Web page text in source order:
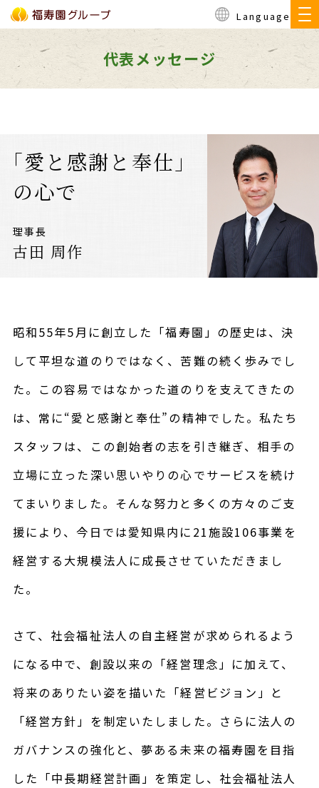
Language
代表メッセージ
｢愛と感謝と奉仕｣
の心で
理事長
古田 周作
昭和55年5月に創立した「福寿園」の歴史は、決
して平坦な道のりではなく、苦難の続く歩みでし
た。この容易ではなかった道のりを支えてきたの
は、常に“愛と感謝と奉仕”の精神でした。私たち
スタッフは、この創始者の志を引き継ぎ、相手の
立場に立った深い思いやりの心でサービスを続け
てまいりました。そんな努力と多くの方々のご支
援により、今日では愛知県内に21施設106事業を
経営する大規模法人に成長させていただきまし
た。
さて、社会福祉法人の自主経営が求められるよう
になる中で、創設以来の「経営理念」に加えて、
将来のありたい姿を描いた「経営ビジョン」と
「経営方針」を制定いたしました。さらに法人の
ガバナンスの強化と、夢ある未来の福寿園を目指
した「中長期経営計画」を策定し、社会福祉法人